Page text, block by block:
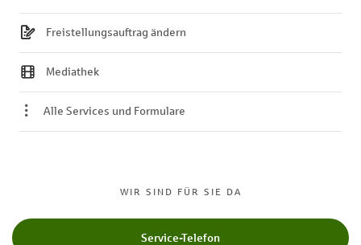
WIR SIND FÜR SIE DA
Service-Telefon
Freistellungsauftrag ändern
Mediathek
Alle Services und Formulare